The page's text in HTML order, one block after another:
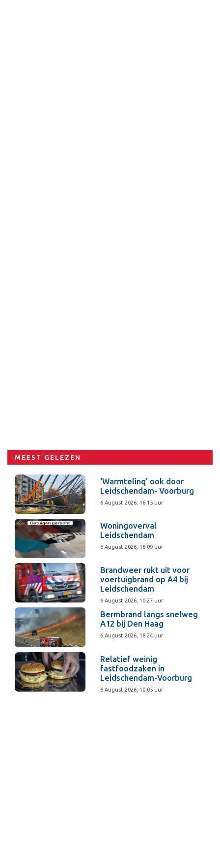
MEEST GELEZEN
‘Warmtelinq’ ook door
Leidschendam- Voorburg
6 August 2026, 16:15 uur
Woningoverval
Leidschendam
6 August 2026, 16:09 uur
Brandweer rukt uit voor
voertuigbrand op A4 bij
Leidschendam
6 August 2026, 10:27 uur
Bermbrand langs snelweg
A12 bij Den Haag
6 August 2026, 18:24 uur
Relatief weinig
fastfoodzaken in
Leidschendam-Voorburg
6 August 2026, 10:05 uur